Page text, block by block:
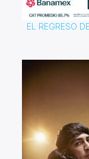
EL REGRESO